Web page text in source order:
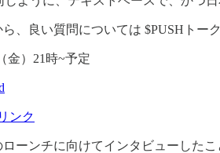
、良い質問については $PUSHトー
金）21時~予定
リンク
ーンチに向けてインタビューした